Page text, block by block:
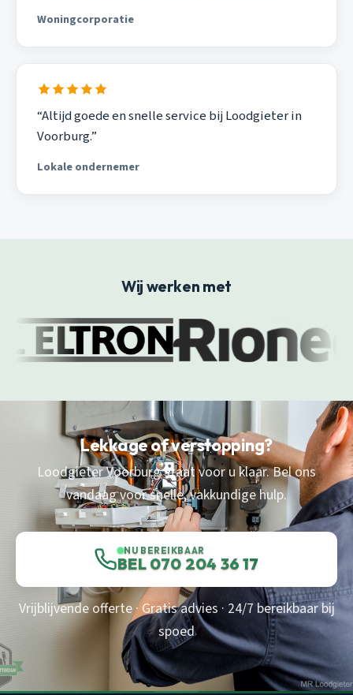
Woningcorporatie
“Altijd goede en snelle service bij Loodgieter in
Voorburg.”
Lokale ondernemer
Wij werken met
Lekkage of verstopping?
Loodgieter Voorburg staat voor u klaar. Bel ons
vandaag voor snelle, vakkundige hulp.
NU BEREIKBAAR
BEL 070 204 36 17
Vrijblijvende offerte · Gratis advies · 24/7 bereikbaar bij
spoed